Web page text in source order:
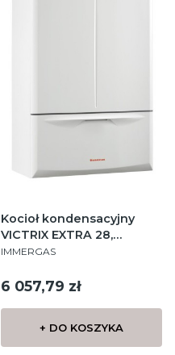
Kocioł kondensacyjny
VICTRIX EXTRA 28,
dwufunkcyjny, wiszący
PRODUCENT
IMMERGAS
Cena
6 057,79 zł
+ DO KOSZYKA